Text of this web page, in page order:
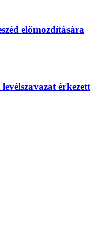
előmozdítására
érkezett